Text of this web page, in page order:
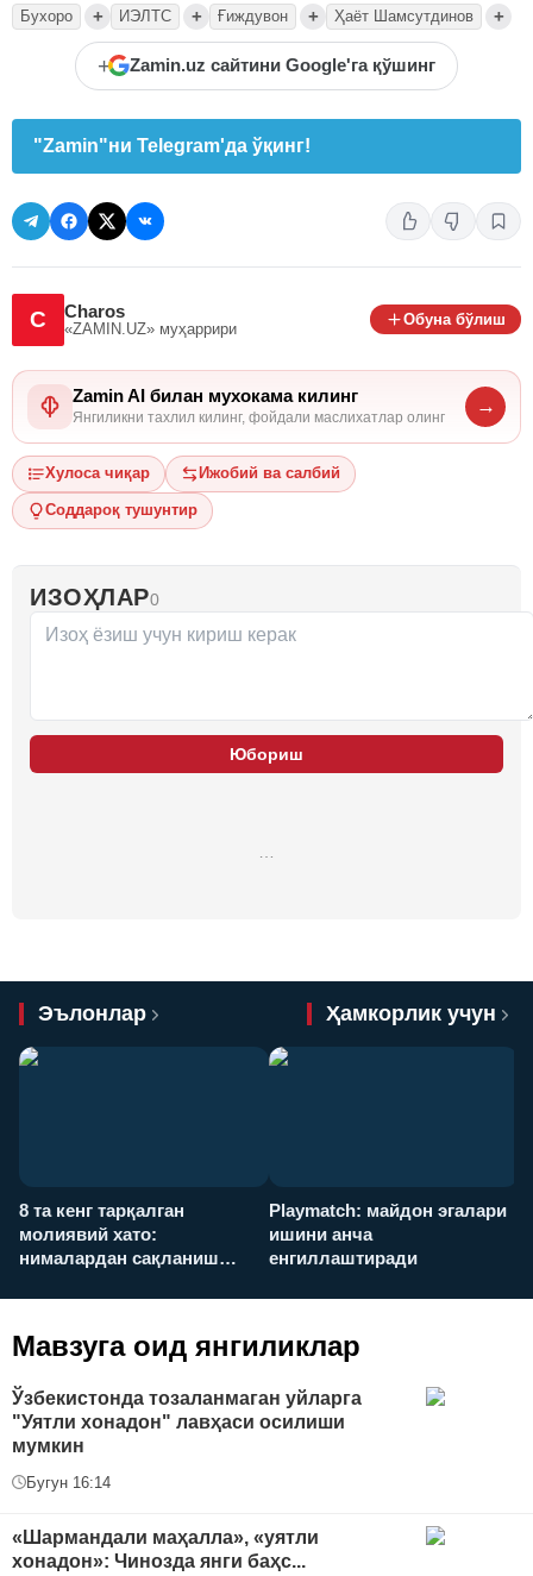
Бухоро + ИЭЛТС + Ғиждувон + Ҳаёт Шамсутдинов +
+ Zamin.uz сайтини Google'га қўшинг
"Zamin"ни Telegram'да ўқинг!
C Charos
«ZAMIN.UZ» муҳаррири
Обуна бўлиш
Zamin AI билан мухокама килинг
Янгиликни тахлил килинг, фойдали маслихатлар олинг
→
Хулоса чиқар Ижобий ва салбий
Соддароқ тушунтир
ИЗОҲЛАР0
Юбориш
Эълонлар Ҳамкорлик учун
8 та кенг тарқалган
молиявий хато:
нималардан сақланиш
Playmatch: майдон эгалари
ишини анча
енгиллаштиради
Мавзуга оид янгиликлар
Ўзбекистонда тозаланмаган уйларга
"Уятли хонадон" лавҳаси осилиши
мумкин
Бугун 16:14
«Шармандали маҳалла», «уятли
хонадон»: Чинозда янги баҳс...